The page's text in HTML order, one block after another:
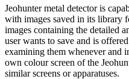
Jeohunter metal detector is
with images saved in its library
images containing the detailed
user wants to save and is
examining them whenever and
own colour screen of the
similar screens or apparatuses.